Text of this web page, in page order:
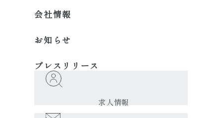
会社情報
お知らせ
プレスリリース
求人情報